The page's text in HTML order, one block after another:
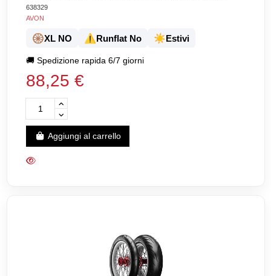
638329
AVON
🛞XL NO ⚠️Runflat No ☀️Estivi
🚚Spedizione rapida 6/7 giorni
88,25 €
Aggiungi al carrello